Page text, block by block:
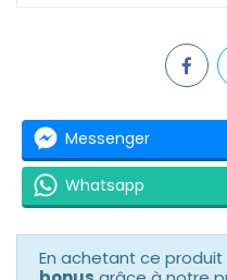
Messenger
Whatsapp
En achetant ce